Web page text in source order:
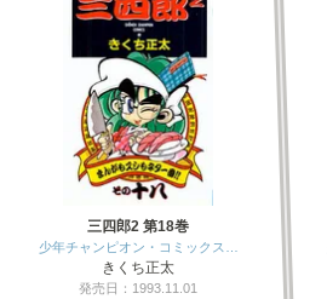
三四郎2 第18巻
少年チャンピオン・コミックス…
きくち正太
発売日：1993.11.01